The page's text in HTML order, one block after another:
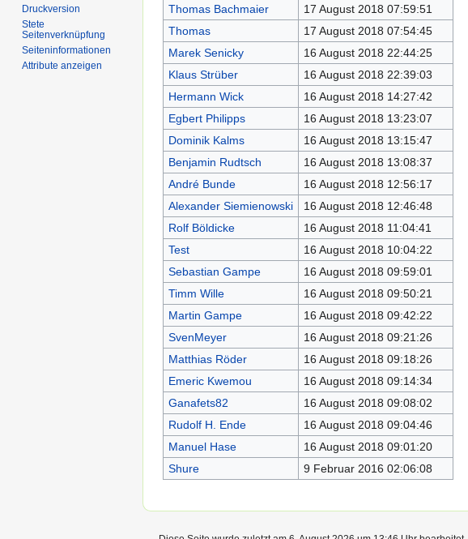
Thomas Bachmaier
17 August 2018 07:59:51
Thomas
17 August 2018 07:54:45
Marek Senicky
16 August 2018 22:44:25
Klaus Strüber
16 August 2018 22:39:03
Hermann Wick
16 August 2018 14:27:42
Egbert Philipps
16 August 2018 13:23:07
Dominik Kalms
16 August 2018 13:15:47
Benjamin Rudtsch
16 August 2018 13:08:37
André Bunde
16 August 2018 12:56:17
Alexander Siemienowski
16 August 2018 12:46:48
Rolf Böldicke
16 August 2018 11:04:41
Test
16 August 2018 10:04:22
Sebastian Gampe
16 August 2018 09:59:01
Timm Wille
16 August 2018 09:50:21
Martin Gampe
16 August 2018 09:42:22
SvenMeyer
16 August 2018 09:21:26
Matthias Röder
16 August 2018 09:18:26
Emeric Kwemou
16 August 2018 09:14:34
Ganafets82
16 August 2018 09:08:02
Rudolf H. Ende
16 August 2018 09:04:46
Manuel Hase
16 August 2018 09:01:20
Shure
9 Februar 2016 02:06:08
Druckversion
Stete
Seitenverknüpfung
Seiten­informationen
Attribute anzeigen